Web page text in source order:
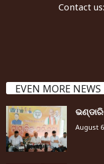
Contact us:
EVEN MORE NEWS
August